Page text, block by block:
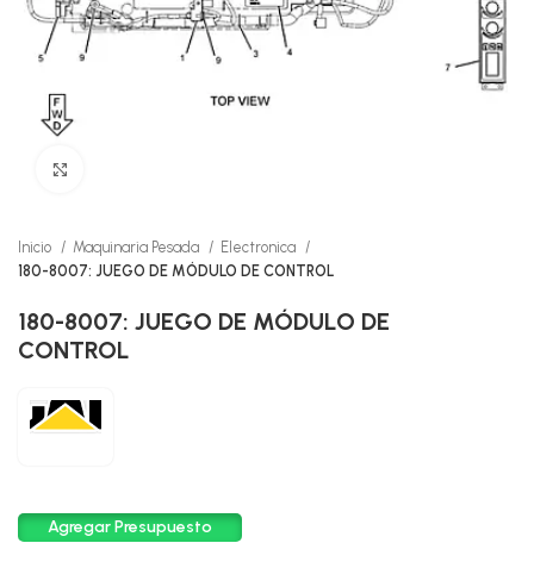
Inicio Maquinaria Pesada
Electronica
180-8007: JUEGO DE MÓDULO DE CONTROL
180-8007: JUEGO DE MÓDULO DE
CONTROL
Agregar Presupuesto